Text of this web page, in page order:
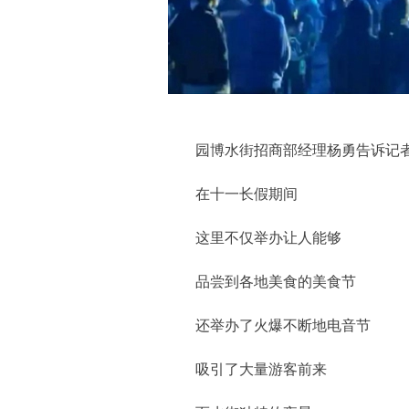
园博水街招商部经理杨勇告诉记
在十一长假期间
这里不仅举办让人能够
品尝到各地美食的美食节
还举办了火爆不断地电音节
吸引了大量游客前来